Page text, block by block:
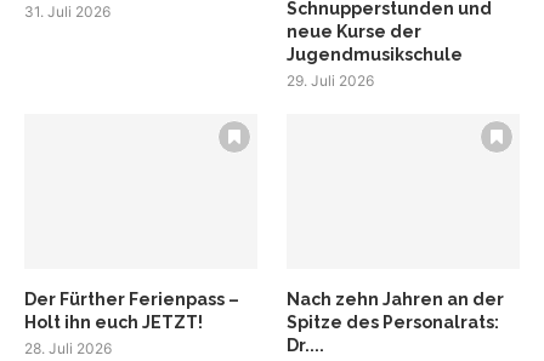
31. Juli 2026
Schnupperstunden und
neue Kurse der
Jugendmusikschule
29. Juli 2026
Der Fürther Ferienpass –
Holt ihn euch JETZT!
28. Juli 2026
Nach zehn Jahren an der
Spitze des Personalrats:
Dr....